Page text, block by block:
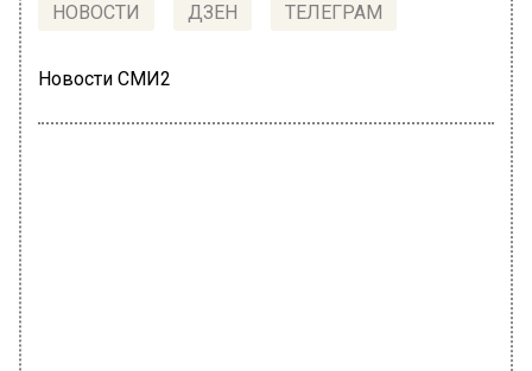
НОВОСТИ ДЗЕН ТЕЛЕГРАМ
Новости СМИ2